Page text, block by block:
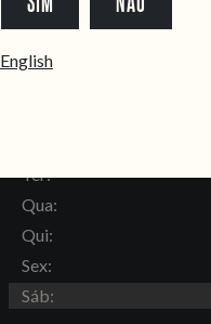
HORAS
Ter:
Qua:
Qui:
Sex:
Sáb:
English